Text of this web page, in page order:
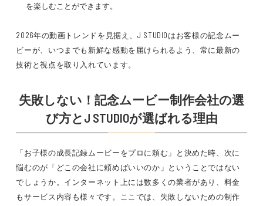
を楽しむことができます。
2026年の動画トレンドを見据え、J STUDIOはお客様の記念ムー
ビーが、いつまでも新鮮な感動を届けられるよう、常に最新の
技術と視点を取り入れています。
失敗しない！記念ムービー制作会社の選
び方とJ STUDIOが選ばれる理由
「お子様の成長記録ムービーをプロに頼む」と決めた時、次に
悩むのが「どこの会社に頼めばいいのか」ということではない
でしょうか。インターネット上には数多くの業者があり、料金
もサービス内容も様々です。ここでは、失敗しないための制作